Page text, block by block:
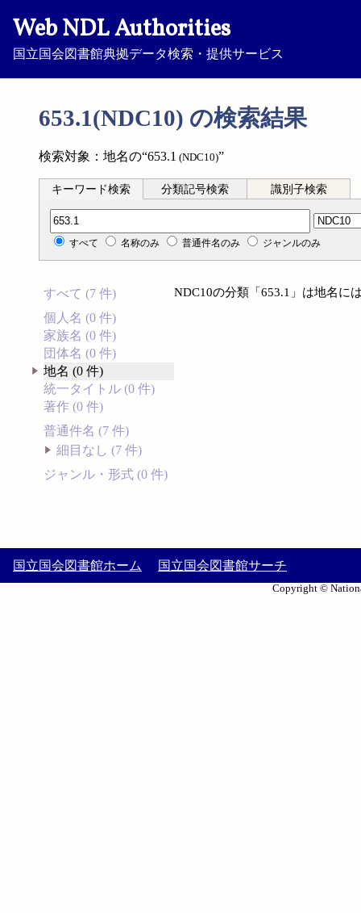
Web NDL Authorities
国立国会図書館典拠データ検索・提供サービス
653.1(NDC10) の検索結果
検索対象：地名の“653.1 (NDC10)”
キーワード検索 分類記号検索 識別子検索
分類記号検索
すべて 名称のみ 普通件名のみ ジャンルのみ
すべて (7 件)
個人名 (0 件)
家族名 (0 件)
団体名 (0 件)
地名 (0 件)
統一タイトル (0 件)
著作 (0 件)
普通件名 (7 件)
細目なし (7 件)
ジャンル・形式 (0 件)
NDC10の分類「653.1」は地名に
国立国会図書館ホーム 国立国会図書館サーチ
Copyright ©